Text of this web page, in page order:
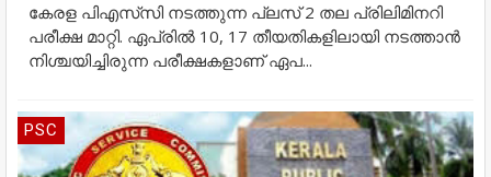
കേരള പിഎസ്‌സി നടത്തുന്ന പ്ലസ് 2 തല പ്രിലിമിനറി
പരീക്ഷ മാറ്റി. ഏപ്രിൽ 10, 17 തീയതികളിലായി നടത്താൻ
നിശ്ചയിച്ചിരുന്ന പരീക്ഷകളാണ് ഏപ...
PSC